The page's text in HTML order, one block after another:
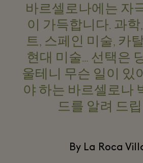
바르셀로나에는 자
이 가득합니다. 과학
트, 스페인 미술, 카
현대 미술… 선택은
울테니 무슨 일이 있
야 하는 바르셀로나
드를 알려 드
By La Roca